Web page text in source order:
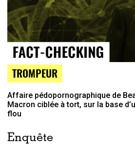
TROMPEUR
Affaire pédopornographique de
Macron ciblée à tort, sur la base
flou
Enquête